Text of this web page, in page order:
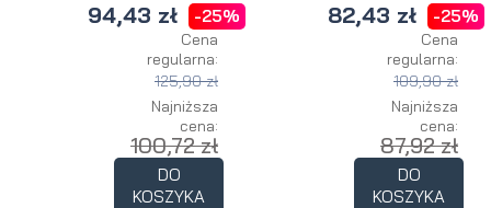
94,43 zł -25%
Cena
regularna:
125,90 zł
Najniższa
cena:
100,72 zł
DO
KOSZYKA
82,43 zł -25%
Cena
regularna:
109,90 zł
Najniższa
cena:
87,92 zł
DO
KOSZYKA